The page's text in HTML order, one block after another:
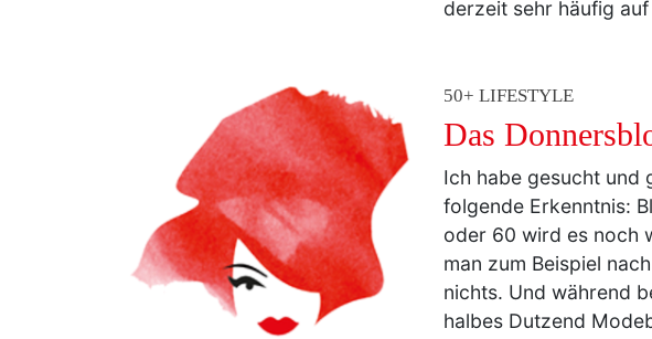
derzeit sehr häufig
50+ LIFESTYLE
Das
Ich habe gesucht und
folgende Erkenntnis:
oder 60 wird es noch
man zum Beispiel
nichts. Und während
halbes Dutzend